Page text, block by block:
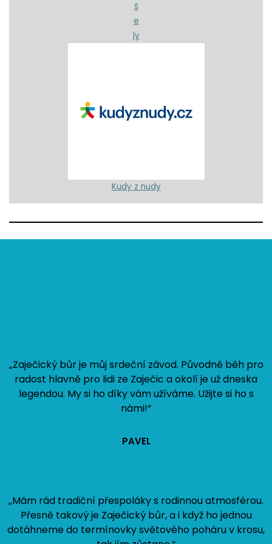
š
e
ly
Kudy z nudy
„Zaječický bůr je můj srdeční závod. Původně běh pro
radost hlavně pro lidi ze Zaječic a okolí je už dneska
legendou. My si ho díky vám užíváme. Užijte si ho s
námi!“
PAVEL
„Mám rád tradiční přespoláky s rodinnou atmosférou.
Přesně takový je Zaječický bůr, a i když ho jednou
dotáhneme do termínovky světového poháru v krosu,